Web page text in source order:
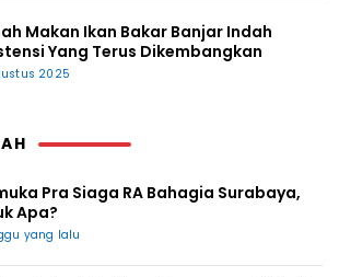
Makan Ikan Bakar Banjar Indah
Yang Terus Dikembangkan
2025
Pra Siaga RA Bahagia Surabaya,
Apa?
yang lalu